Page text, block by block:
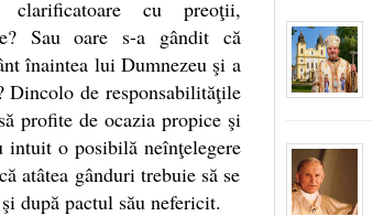
clarificatoare cu preoţii,
Sau oare s-a gândit că
înaintea lui Dumnezeu şi a
de responsabilităţile
profite de ocazia propice şi
intuit o posibilă neînţelegere
atâtea gânduri trebuie să se
după pactul său nefericit.